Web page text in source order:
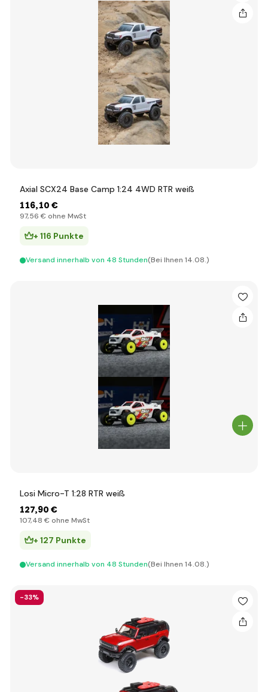
Axial SCX24 Base Camp 1:24 4WD RTR weiß
116,10 €
97,56 € ohne MwSt
+ 116 Punkte
Versand innerhalb von 48 Stunden(Bei Ihnen 14.08.)
Losi Micro-T 1:28 RTR weiß
127,90 €
107,48 € ohne MwSt
+ 127 Punkte
Versand innerhalb von 48 Stunden(Bei Ihnen 14.08.)
-33%